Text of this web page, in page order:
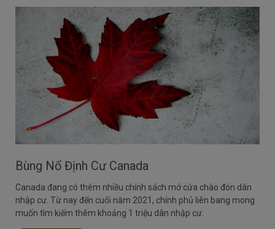
Bùng Nổ Định Cư Canada
Canada đang có thêm nhiều chính sách mở cửa chào đón dân
nhập cư. Từ nay đến cuối năm 2021, chính phủ liên bang mong
muốn tìm kiếm thêm khoảng 1 triệu dân nhập cư.